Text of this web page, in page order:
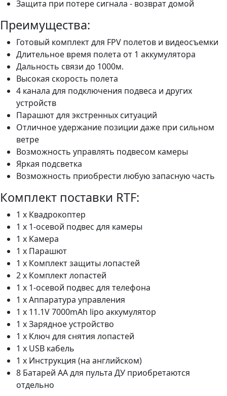
Защита при потере сигнала - возврат домой
Преимущества:
Готовый комплект для FPV полетов и видеосъемки
Длительное время полета от 1 аккумулятора
Дальность связи до 1000м.
Высокая скорость полета
4 канала для подключения подвеса и других
устройств
Парашют для экстренных ситуаций
Отличное удержание позиции даже при сильном
ветре
Возможность управлять подвесом камеры
Яркая подсветка
Возможность приобрести любую запасную часть
Комплект поставки RTF:
1 x Квадрокоптер
1 x 1-осевой подвес для камеры
1 х Камера
1 х Парашют
1 х Комплект защиты лопастей
2 х Комплект лопастей
1 х 1-осевой подвес для телефона
1 x Аппаратура управления
1 x 11.1V 7000mAh lipo аккумулятор
1 x Зарядное устройство
1 x Ключ для снятия лопастей
1 x USB кабель
1 x Инструкция (на английском)
8 Батарей AA для пульта ДУ приобретаются
отдельно